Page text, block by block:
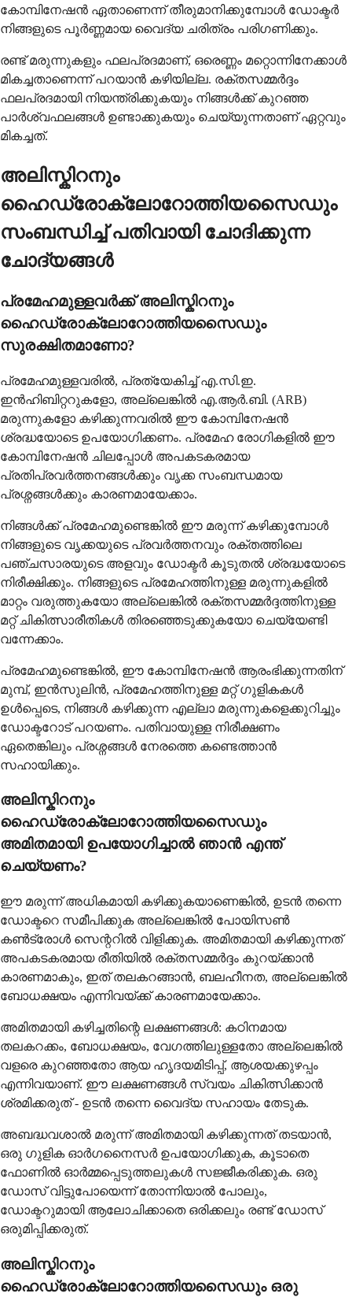
കോമ്പിനേഷൻ ഏതാണെന്ന് തീരുമാനിക്കുമ്പോൾ ഡോക്ടർ
നിങ്ങളുടെ പൂർണ്ണമായ വൈദ്യ ചരിത്രം പരിഗണിക്കും.
രണ്ട് മരുന്നുകളും ഫലപ്രദമാണ്, ഒരെണ്ണം മറ്റൊന്നിനേക്കാൾ
മികച്ചതാണെന്ന് പറയാൻ കഴിയില്ല. രക്തസമ്മർദ്ദം
ഫലപ്രദമായി നിയന്ത്രിക്കുകയും നിങ്ങൾക്ക് കുറഞ്ഞ
പാർശ്വഫലങ്ങൾ ഉണ്ടാക്കുകയും ചെയ്യുന്നതാണ് ഏറ്റവും
മികച്ചത്.
അലിസ്കിറനും
ഹൈഡ്രോക്ലോറോത്തിയസൈഡും
സംബന്ധിച്ച് പതിവായി ചോദിക്കുന്ന
ചോദ്യങ്ങൾ
പ്രമേഹമുള്ളവർക്ക് അലിസ്കിറനും
ഹൈഡ്രോക്ലോറോത്തിയസൈഡും
സുരക്ഷിതമാണോ?
പ്രമേഹമുള്ളവരിൽ, പ്രത്യേകിച്ച് എ.സി.ഇ.
ഇൻഹിബിറ്ററുകളോ, അല്ലെങ്കിൽ എ.ആർ.ബി. (ARB)
മരുന്നുകളോ കഴിക്കുന്നവരിൽ ഈ കോമ്പിനേഷൻ
ശ്രദ്ധയോടെ ഉപയോഗിക്കണം. പ്രമേഹ രോഗികളിൽ ഈ
കോമ്പിനേഷൻ ചിലപ്പോൾ അപകടകരമായ
പ്രതിപ്രവർത്തനങ്ങൾക്കും വൃക്ക സംബന്ധമായ
പ്രശ്നങ്ങൾക്കും കാരണമായേക്കാം.
നിങ്ങൾക്ക് പ്രമേഹമുണ്ടെങ്കിൽ ഈ മരുന്ന് കഴിക്കുമ്പോൾ
നിങ്ങളുടെ വൃക്കയുടെ പ്രവർത്തനവും രക്തത്തിലെ
പഞ്ചസാരയുടെ അളവും ഡോക്ടർ കൂടുതൽ ശ്രദ്ധയോടെ
നിരീക്ഷിക്കും. നിങ്ങളുടെ പ്രമേഹത്തിനുള്ള മരുന്നുകളിൽ
മാറ്റം വരുത്തുകയോ അല്ലെങ്കിൽ രക്തസമ്മർദ്ദത്തിനുള്ള
മറ്റ് ചികിത്സാരീതികൾ തിരഞ്ഞെടുക്കുകയോ ചെയ്യേണ്ടി
വന്നേക്കാം.
പ്രമേഹമുണ്ടെങ്കിൽ, ഈ കോമ്പിനേഷൻ ആരംഭിക്കുന്നതിന്
മുമ്പ്, ഇൻസുലിൻ, പ്രമേഹത്തിനുള്ള മറ്റ് ഗുളികകൾ
ഉൾപ്പെടെ, നിങ്ങൾ കഴിക്കുന്ന എല്ലാ മരുന്നുകളെക്കുറിച്ചും
ഡോക്ടറോട് പറയണം. പതിവായുള്ള നിരീക്ഷണം
ഏതെങ്കിലും പ്രശ്നങ്ങൾ നേരത്തെ കണ്ടെത്താൻ
സഹായിക്കും.
അലിസ്കിറനും
ഹൈഡ്രോക്ലോറോത്തിയസൈഡും
അമിതമായി ഉപയോഗിച്ചാൽ ഞാൻ എന്ത്
ചെയ്യണം?
ഈ മരുന്ന് അധികമായി കഴിക്കുകയാണെങ്കിൽ, ഉടൻ തന്നെ
ഡോക്ടറെ സമീപിക്കുക അല്ലെങ്കിൽ പോയിസൺ
കൺട്രോൾ സെന്ററിൽ വിളിക്കുക. അമിതമായി കഴിക്കുന്നത്
അപകടകരമായ രീതിയിൽ രക്തസമ്മർദ്ദം കുറയ്ക്കാൻ
കാരണമാകും, ഇത് തലകറങ്ങാൻ, ബലഹീനത, അല്ലെങ്കിൽ
ബോധക്ഷയം എന്നിവയ്ക്ക് കാരണമായേക്കാം.
അമിതമായി കഴിച്ചതിന്റെ ലക്ഷണങ്ങൾ: കഠിനമായ
തലകറക്കം, ബോധക്ഷയം, വേഗത്തിലുള്ളതോ അല്ലെങ്കിൽ
വളരെ കുറഞ്ഞതോ ആയ ഹൃദയമിടിപ്പ്, ആശയക്കുഴപ്പം
എന്നിവയാണ്. ഈ ലക്ഷണങ്ങൾ സ്വയം ചികിത്സിക്കാൻ
ശ്രമിക്കരുത് - ഉടൻ തന്നെ വൈദ്യ സഹായം തേടുക.
അബദ്ധവശാൽ മരുന്ന് അമിതമായി കഴിക്കുന്നത് തടയാൻ,
ഒരു ഗുളിക ഓർഗനൈസർ ഉപയോഗിക്കുക, കൂടാതെ
ഫോണിൽ ഓർമ്മപ്പെടുത്തലുകൾ സജ്ജീകരിക്കുക. ഒരു
ഡോസ് വിട്ടുപോയെന്ന് തോന്നിയാൽ പോലും,
ഡോക്ടറുമായി ആലോചിക്കാതെ ഒരിക്കലും രണ്ട് ഡോസ്
ഒരുമിപ്പിക്കരുത്.
അലിസ്കിറനും
ഹൈഡ്രോക്ലോറോത്തിയസൈഡും ഒരു